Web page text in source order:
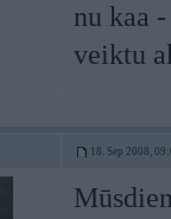
nu kaa
veiktu
18. Sep 2008,